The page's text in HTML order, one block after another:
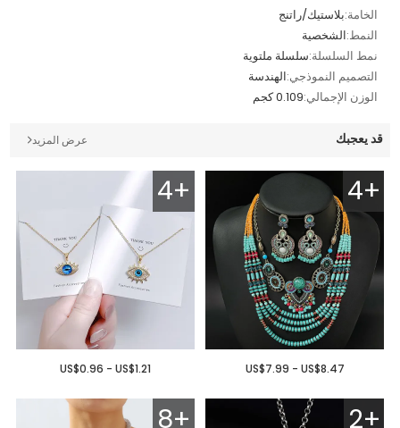
الخامة:بلاستيك/راتنج
النمط:الشخصية
نمط السلسلة:سلسلة ملتوية
التصميم النموذجي:الهندسة
الوزن الإجمالي:0.109 كجم
قد يعجبك عرض المزيد
4+
US$7.99 - US$8.47
4+
US$0.96 - US$1.21
2+
8+